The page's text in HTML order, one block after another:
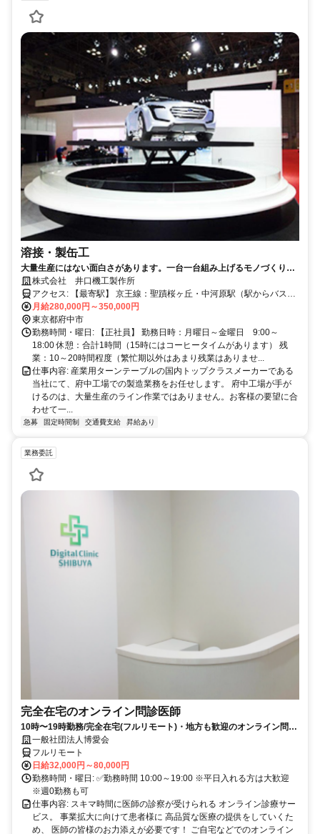
溶接・製缶工
大量生産にはない面白さがあります。一台一台組み上げるモノづくりの
原点がここに。
株式会社 井口機工製作所
アクセス: 【最寄駅】 京王線：聖蹟桜ヶ丘・中河原駅（駅からバスあ
り） ◎車通勤可◎バイク通勤可（ガソリン代支給）
月給280,000円～350,000円
東京都府中市
勤務時間・曜日: 【正社員】 勤務日時：月曜日～金曜日 9:00～
18:00 休憩：合計1時間（15時にはコーヒータイムがあります） 残
業：10～20時間程度（繁忙期以外はあまり残業はありませ...
仕事内容: 産業用ターンテーブルの国内トップクラスメーカーである
当社にて、府中工場での製造業務をお任せします。 府中工場が手が
けるのは、大量生産のライン作業ではありません。お客様の要望に合
わせて一...
急募 固定時間制 交通費支給 昇給あり
業務委託
完全在宅のオンライン問診医師
10時〜19時勤務/完全在宅(フルリモート)・地方も歓迎のオンライン問診
業務一般社団法人博愛会
フルリモート
日給32,000円～80,000円
勤務時間・曜日: ✅勤務時間 10:00～19:00 ※平日入れる方は大歓迎
※週0勤務も可
仕事内容: スキマ時間に医師の診察が受けられる オンライン診療サー
ビス。 事業拡大に向けて患者様に 高品質な医療の提供をしていくた
め、 医師の皆様のお力添えが必要です！ ご自宅などでのオンライン